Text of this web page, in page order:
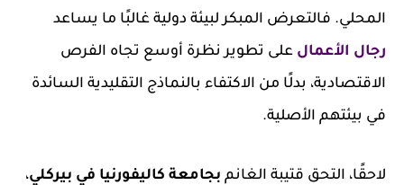
المحلي. فالتعرض المبكر لبيئة دولية غالبًا ما يساعد
رجال الأعمال على تطوير نظرة أوسع تجاه الفرص
الاقتصادية، بدلًا من الاكتفاء بالنماذج التقليدية السائدة
في بيئتهم الأصلية.
لاحقًا، التحق قتيبة الغانم بجامعة كاليفورنيا في بيركلي،